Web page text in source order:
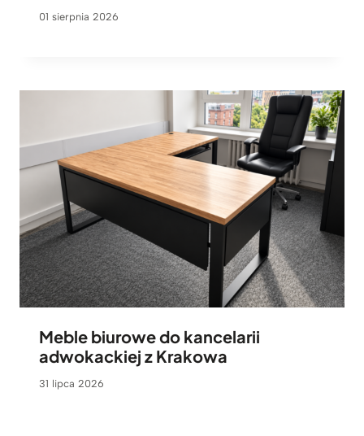
01 sierpnia 2026
Meble biurowe do kancelarii
adwokackiej z Krakowa
31 lipca 2026